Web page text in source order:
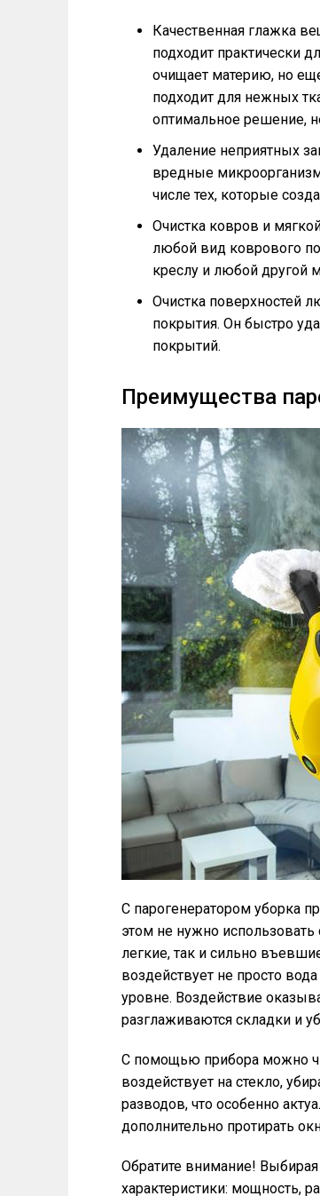
Качественная глажка
подходит практически
очищает материю, но
подходит для нежных
оптимальное решение,
Удаление неприятных
вредные
числе тех, которые
Очистка ковров и
любой вид коврового
креслу и любой другой
Очистка поверхностей
покрытия. Он быстро
покрытий.
Преимущества
С парогенератором уборка
этом не нужно
легкие, так и сильно
воздействует не просто
уровне. Воздействие
разглаживаются складки и
С помощью прибора можно
воздействует на стекло,
разводов, что особенно
дополнительно протирать
Обратите внимание!
характеристики: мощность,